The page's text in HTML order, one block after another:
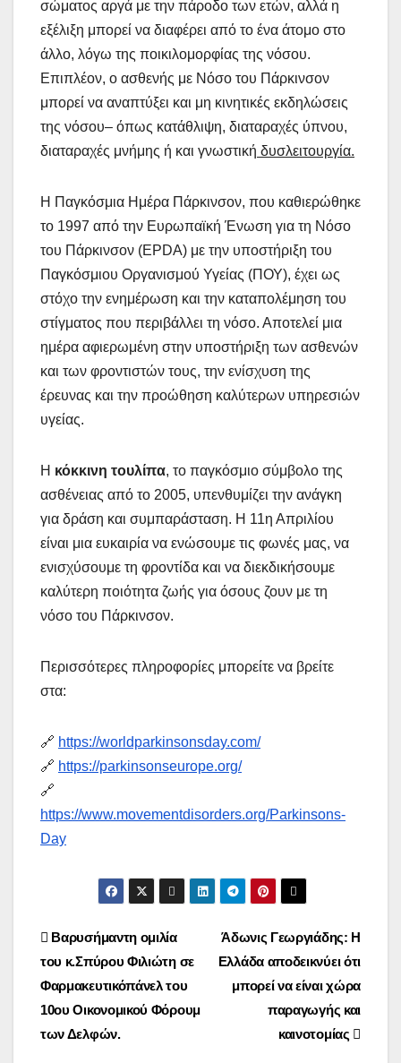
σώματος αργά με την πάροδο των ετών, αλλά η
εξέλιξη μπορεί να διαφέρει από το ένα άτομο στο
άλλο, λόγω της ποικιλομορφίας της νόσου.
Επιπλέον, ο ασθενής με Νόσο του Πάρκινσον
μπορεί να αναπτύξει και μη κινητικές εκδηλώσεις
της νόσου– όπως κατάθλιψη, διαταραχές ύπνου,
διαταραχές μνήμης ή και γνωστική δυσλειτουργία.
Η Παγκόσμια Ημέρα Πάρκινσον, που καθιερώθηκε
το 1997 από την Ευρωπαϊκή Ένωση για τη Νόσο
του Πάρκινσον (EPDA) με την υποστήριξη του
Παγκόσμιου Οργανισμού Υγείας (ΠΟΥ), έχει ως
στόχο την ενημέρωση και την καταπολέμηση του
στίγματος που περιβάλλει τη νόσο. Αποτελεί μια
ημέρα αφιερωμένη στην υποστήριξη των ασθενών
και των φροντιστών τους, την ενίσχυση της
έρευνας και την προώθηση καλύτερων υπηρεσιών
υγείας.
Η κόκκινη τουλίπα, το παγκόσμιο σύμβολο της
ασθένειας από το 2005, υπενθυμίζει την ανάγκη
για δράση και συμπαράσταση. Η 11η Απριλίου
είναι μια ευκαιρία να ενώσουμε τις φωνές μας, να
ενισχύσουμε τη φροντίδα και να διεκδικήσουμε
καλύτερη ποιότητα ζωής για όσους ζουν με τη
νόσο του Πάρκινσον.
Περισσότερες πληροφορίες μπορείτε να βρείτε
στα:
🔗 https://worldparkinsonsday.com/
🔗 https://parkinsonseurope.org/
🔗
https://www.movementdisorders.org/Parkinsons-
Day
Post
navigation
Άδωνις Γεωργιάδης: Η
Ελλάδα αποδεικνύει ότι
μπορεί να είναι χώρα
παραγωγής και
καινοτομίας
Βαρυσήμαντη ομιλία
του κ.Σπύρου Φιλιώτη σε
Φαρμακευτικόπάνελ του
10ου Οικονομικού Φόρουμ
των Δελφών.